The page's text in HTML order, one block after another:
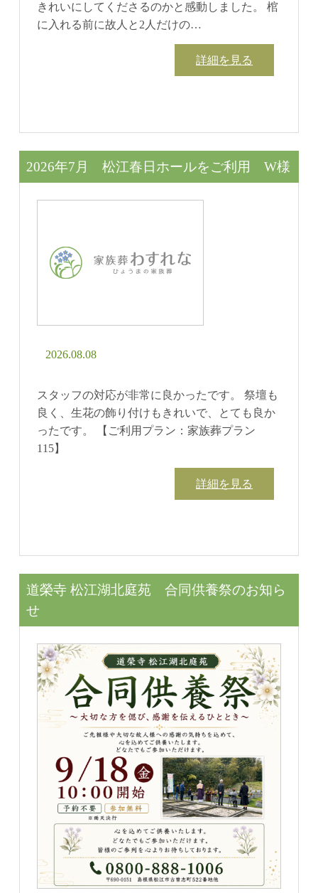
きれいにしてくださるのかと感動しました。 棺
に入れる前に故人と2人だけの…
詳細を見る
2026年7月 松江春日ホールをご利用 W様
2026.08.08
スタッフの対応が非常に良かったです。 祭壇も
良く、生花の飾り付けもきれいで、とても良か
ったです。 【ご利用プラン：家族葬プラン
115】
詳細を見る
道榮寺 松江湖北庭苑 合同供養祭のお知ら
せ